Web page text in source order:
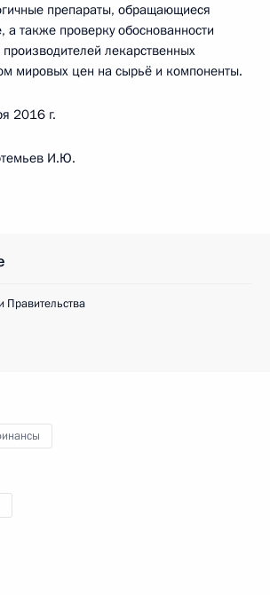
препараты, обращающиеся
также проверку обоснованности
производителей лекарственных
мировых цен на сырьё и компоненты.
2016 г.
И.Ю.
Правительства